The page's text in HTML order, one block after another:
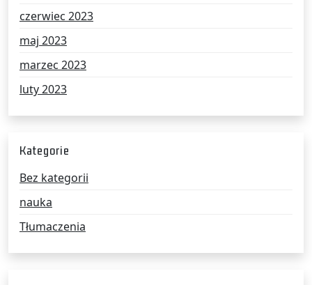
czerwiec 2023
maj 2023
marzec 2023
luty 2023
Kategorie
Bez kategorii
nauka
Tłumaczenia